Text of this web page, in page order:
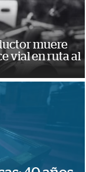
muere
vial en ruta al